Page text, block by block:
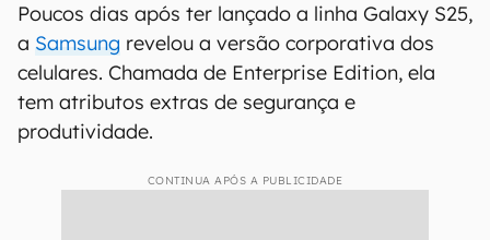
Poucos dias após ter lançado a linha Galaxy S25,
a Samsung revelou a versão corporativa dos
celulares. Chamada de Enterprise Edition, ela
tem atributos extras de segurança e
produtividade.
CONTINUA APÓS A PUBLICIDADE